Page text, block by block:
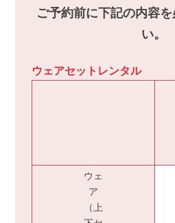
ご予約前に下記の内容
い。
ウェアセットレンタル
ウェ
ア
（上